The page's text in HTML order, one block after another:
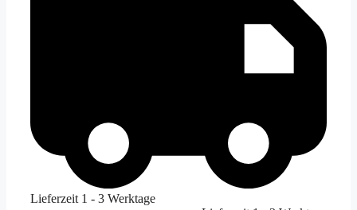
Lieferzeit 1 - 3 Werktage